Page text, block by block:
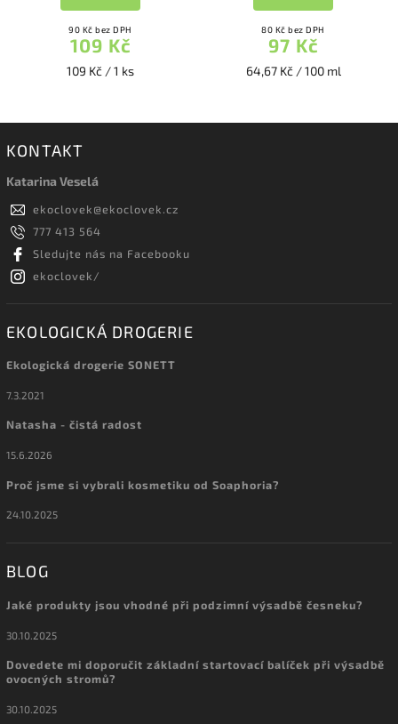
90 Kč bez DPH
109 Kč
109 Kč / 1 ks
80 Kč bez DPH
97 Kč
64,67 Kč / 100 ml
KONTAKT
Katarina Veselá
ekoclovek@ekoclovek.cz
777 413 564
Sledujte nás na Facebooku
ekoclovek/
EKOLOGICKÁ DROGERIE
Ekologická drogerie SONETT
7.3.2021
Natasha - čistá radost
15.6.2026
Proč jsme si vybrali kosmetiku od Soaphoria?
24.10.2025
BLOG
Jaké produkty jsou vhodné při podzimní výsadbě česneku?
30.10.2025
Dovedete mi doporučit základní startovací balíček při výsadbě
ovocných stromů?
30.10.2025